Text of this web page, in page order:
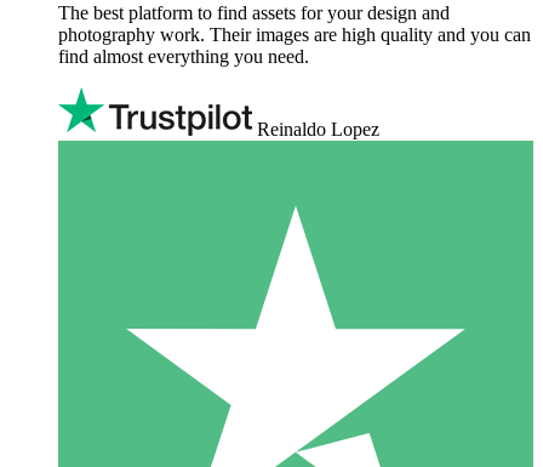
The best platform to find assets for your design and
photography work. Their images are high quality and you can
find almost everything you need.
Reinaldo Lopez